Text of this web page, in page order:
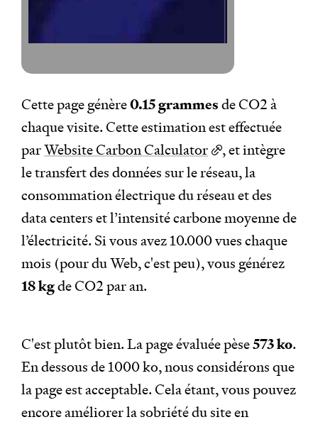
Cette page génère0.15 grammesde CO2à
chaque visite. Cette estimation est effectuée
parWebsite Carbon Calculator
, et intègre
le transfert des données sur le réseau, la
consommation électrique du réseau et des
data centers et l’intensité carbone moyenne de
l’électricité. Si vous avez 10.000 vues chaque
mois (pour du Web, c'est peu), vous générez
18 kgde CO2par an.
C'est plutôt bien. La page évaluée pèse573 ko.
En dessous de 1000 ko, nous considérons que
la page est acceptable. Cela étant, vous pouvez
encore améliorer la sobriété du site en